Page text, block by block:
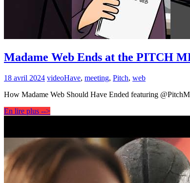
Madame Web Ends at the PITCH
18 avril 2024 videoHave, meeting, Pitch, web
How Madame Web Should Have Ended featuring
En lire plus -->